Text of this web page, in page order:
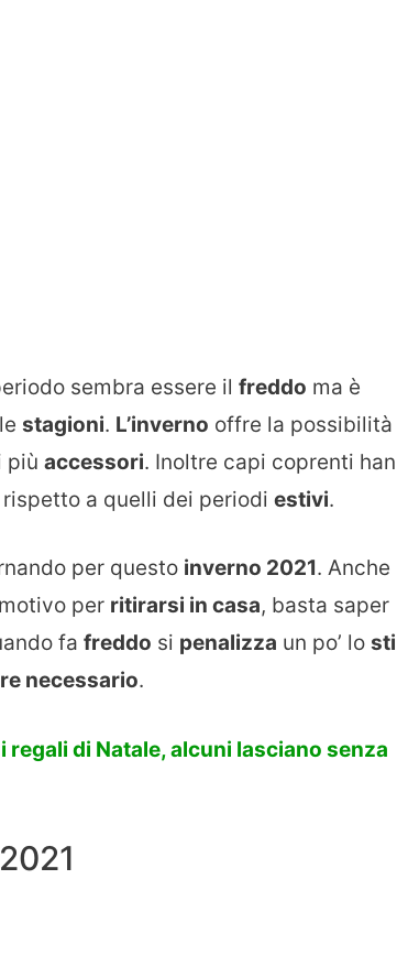
sembra essere il freddo ma è
stagioni. L’inverno offre la
più accessori. Inoltre capi coprenti
rispetto a quelli dei periodi estivi.
per questo inverno 2021. Anche
per ritirarsi in casa, basta saper
fa freddo si penalizza un po’ lo
necessario.
i regali di Natale, alcuni lasciano senza